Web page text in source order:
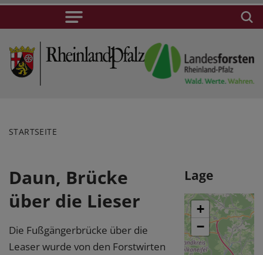
STARTSEITE
Daun, Brücke
über die Lieser
Die Fußgängerbrücke über die
Leaser wurde von den Forstwirten
Lage
+
−